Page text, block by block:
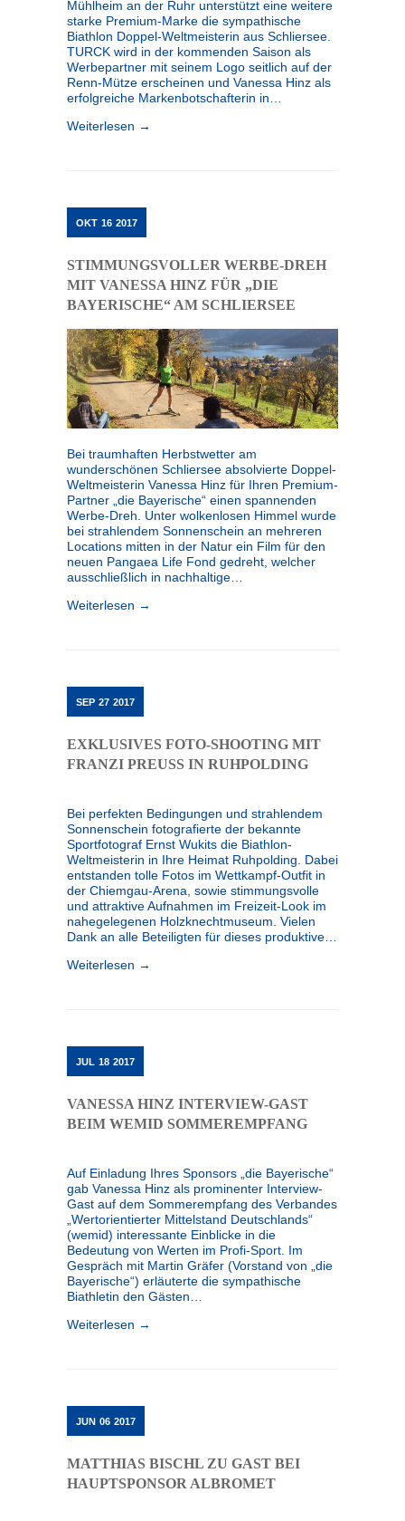
Mühlheim an der Ruhr unterstützt eine weitere
starke Premium-Marke die sympathische
Biathlon Doppel-Weltmeisterin aus Schliersee.
TURCK wird in der kommenden Saison als
Werbepartner mit seinem Logo seitlich auf der
Renn-Mütze erscheinen und Vanessa Hinz als
erfolgreiche Markenbotschafterin in…
Weiterlesen →
OKT 16 2017
STIMMUNGSVOLLER WERBE-DREH
MIT VANESSA HINZ FÜR „DIE
BAYERISCHE“ AM SCHLIERSEE
Bei traumhaften Herbstwetter am
wunderschönen Schliersee absolvierte Doppel-
Weltmeisterin Vanessa Hinz für Ihren Premium-
Partner „die Bayerische“ einen spannenden
Werbe-Dreh. Unter wolkenlosen Himmel wurde
bei strahlendem Sonnenschein an mehreren
Locations mitten in der Natur ein Film für den
neuen Pangaea Life Fond gedreht, welcher
ausschließlich in nachhaltige…
Weiterlesen →
SEP 27 2017
EXKLUSIVES FOTO-SHOOTING MIT
FRANZI PREUSS IN RUHPOLDING
Bei perfekten Bedingungen und strahlendem
Sonnenschein fotografierte der bekannte
Sportfotograf Ernst Wukits die Biathlon-
Weltmeisterin in Ihre Heimat Ruhpolding. Dabei
entstanden tolle Fotos im Wettkampf-Outfit in
der Chiemgau-Arena, sowie stimmungsvolle
und attraktive Aufnahmen im Freizeit-Look im
nahegelegenen Holzknechtmuseum. Vielen
Dank an alle Beteiligten für dieses produktive…
Weiterlesen →
JUL 18 2017
VANESSA HINZ INTERVIEW-GAST
BEIM WEMID SOMMEREMPFANG
Auf Einladung Ihres Sponsors „die Bayerische“
gab Vanessa Hinz als prominenter Interview-
Gast auf dem Sommerempfang des Verbandes
„Wertorientierter Mittelstand Deutschlands“
(wemid) interessante Einblicke in die
Bedeutung von Werten im Profi-Sport. Im
Gespräch mit Martin Gräfer (Vorstand von „die
Bayerische“) erläuterte die sympathische
Biathletin den Gästen…
Weiterlesen →
JUN 06 2017
MATTHIAS BISCHL ZU GAST BEI
HAUPTSPONSOR ALBROMET